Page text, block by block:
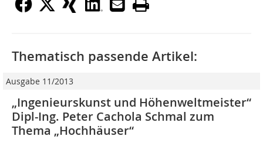
Thematisch passende Artikel:
Ausgabe 11/2013
„Ingenieurskunst und Höhenweltmeister“
Dipl-Ing. Peter Cachola Schmal zum
Thema „Hochhäuser“